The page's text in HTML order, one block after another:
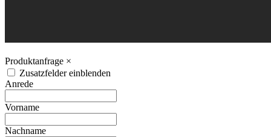
Produktanfrage ×
Zusatzfelder einblenden
Anrede
Vorname
Nachname